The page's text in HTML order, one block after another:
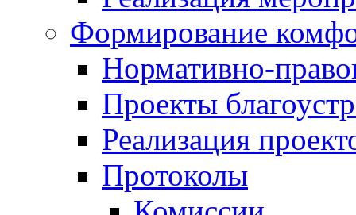
Формирование
Нормативно-
Проекты
Реализация
Протоколы